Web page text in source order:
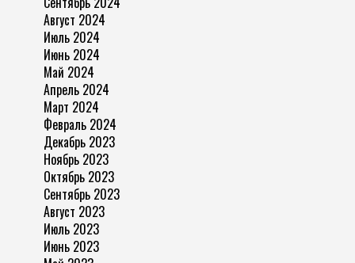
Август 2024
Июль 2024
Июнь 2024
Май 2024
Апрель 2024
Март 2024
Февраль 2024
Декабрь 2023
Ноябрь 2023
Октябрь 2023
Сентябрь 2023
Август 2023
Июль 2023
Июнь 2023